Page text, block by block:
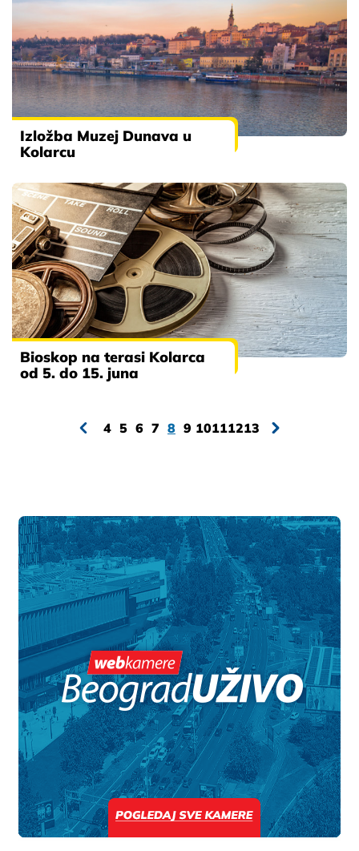
Izložba Muzej Dunava u
Kolarcu
Bioskop na terasi Kolarca
od 5. do 15. juna
4 5 6 7 8 9 10111213